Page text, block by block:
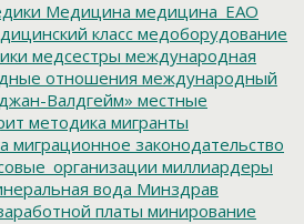
Медицина медицина_ЕАО
класс медоборудование
медсестры международная
отношения международный
Валдгейм» местные
методика мигранты
миграционное законодательство
миллиардеры
вода Минздрав
платы минирование